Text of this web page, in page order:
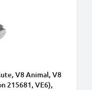
V8 Animal, V8
215681, VE6),